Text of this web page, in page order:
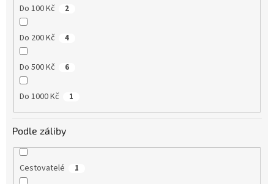
Do 100 Kč 2
Do 200 Kč 4
Do 500 Kč 6
Do 1000 Kč 1
Podle záliby
Cestovatelé 1